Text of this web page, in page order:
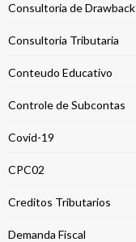
Consultoria de Drawback
Consultoria Tributaria
Conteudo Educativo
Controle de Subcontas
Covid-19
CPC02
Creditos Tributarios
Demanda Fiscal